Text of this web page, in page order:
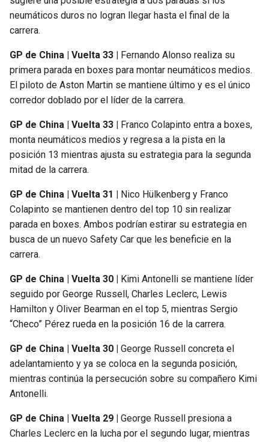
neumáticos duros no logran llegar hasta el final de la
carrera.
GP de China | Vuelta 33 |
Fernando Alonso realiza su
primera parada en boxes para montar neumáticos medios.
El piloto de Aston Martin se mantiene último y es el único
corredor doblado por el líder de la carrera.
GP de China | Vuelta 33 |
Franco Colapinto entra a boxes,
monta neumáticos medios y regresa a la pista en la
posición 13 mientras ajusta su estrategia para la segunda
mitad de la carrera.
GP de China | Vuelta 31 |
Nico Hülkenberg y Franco
Colapinto se mantienen dentro del top 10 sin realizar
parada en boxes. Ambos podrían estirar su estrategia en
busca de un nuevo Safety Car que les beneficie en la
carrera.
GP de China | Vuelta 30 |
Kimi Antonelli se mantiene líder
seguido por George Russell, Charles Leclerc, Lewis
Hamilton y Oliver Bearman en el top 5, mientras Sergio
“Checo” Pérez rueda en la posición 16 de la carrera.
GP de China | Vuelta 30 |
George Russell concreta el
adelantamiento y ya se coloca en la segunda posición,
mientras continúa la persecución sobre su compañero Kimi
Antonelli.
GP de China | Vuelta 29 |
George Russell presiona a
Charles Leclerc en la lucha por el segundo lugar, mientras